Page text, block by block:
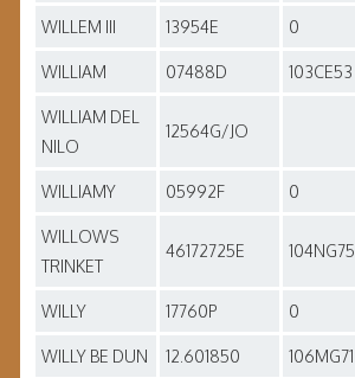
WILLEM III 13954E 0
WILLIAM 07488D 103CE53
WILLIAM DEL
NILO
12564G/JO
WILLIAMY 05992F 0
WILLOWS
TRINKET
46172725E 104NG75
WILLY 17760P 0
WILLY BE DUN 12.601850 106MG71